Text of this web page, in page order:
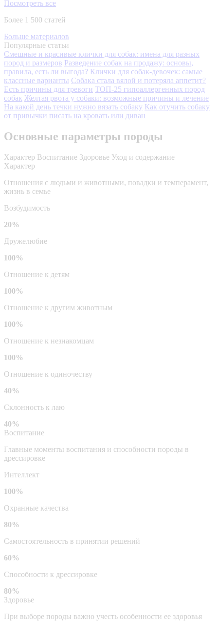
Посмотреть все
Более 1 500 статей
Больше материалов
Популярные статьи
Смешные и красивые клички для собак: имена для разных
пород и размеров Разведение собак на продажу: основы,
правила, есть ли выгода? Клички для собак-девочек: самые
классные варианты Собака стала вялой и потеряла аппетит?
Есть причины для тревоги ТОП-25 гипоаллергенных пород
собак Желтая рвота у собаки: возможные причины и лечение
На какой день течки нужно вязать собаку Как отучить собаку
от привычки писать на кровать или диван
Основные параметры породы
Характер Воспитание Здоровье Уход и содержание
Характер
Отношения с людьми и животными, повадки и темперамент,
жизнь в семье
Возбудимость
20%
Дружелюбие
100%
Отношение к детям
100%
Отношение к другим животным
100%
Отношение к незнакомцам
100%
Отношение к одиночеству
40%
Склонность к лаю
40%
Воспитание
Главные моменты воспитания и способности породы в
дрессировке
Интеллект
100%
Охранные качества
80%
Самостоятельность в принятии решений
60%
Способности к дрессировке
80%
Здоровье
При выборе породы важно учесть особенности ее здоровья